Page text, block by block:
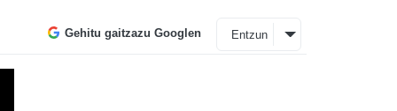
Gehitu gaitzazu Googlen Entzun